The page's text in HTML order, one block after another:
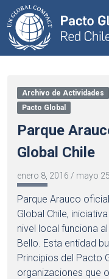
Archivo de Actividades
Pacto Global
Parque
Global Chile
enero 8, 2016 / mayo
Parque Arauco
Global Chile,
nivel local funciona
Bello. Esta entidad
Principios del Pacto
organizaciones que